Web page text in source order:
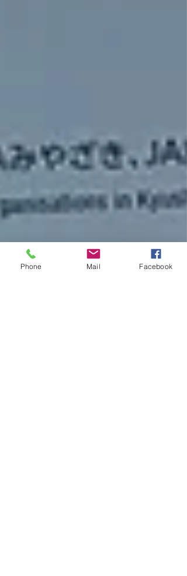
Phone Mail Facebook